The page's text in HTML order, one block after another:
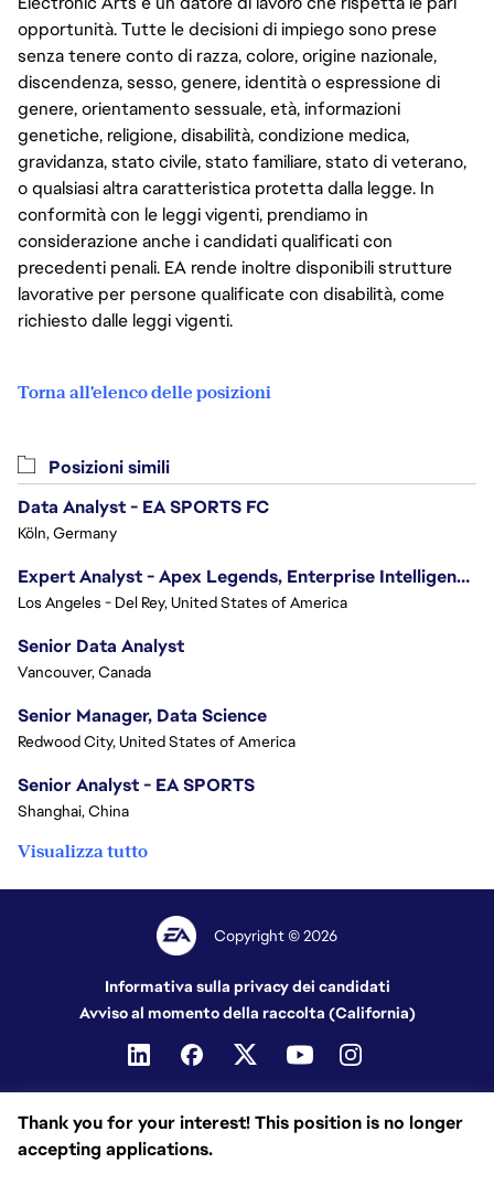
opportunità. Tutte le decisioni di impiego sono prese
senza tenere conto di razza, colore, origine nazionale,
discendenza, sesso, genere, identità o espressione di
genere, orientamento sessuale, età, informazioni
genetiche, religione, disabilità, condizione medica,
gravidanza, stato civile, stato familiare, stato di veterano,
o qualsiasi altra caratteristica protetta dalla legge. In
conformità con le leggi vigenti, prendiamo in
considerazione anche i candidati qualificati con
precedenti penali. EA rende inoltre disponibili strutture
lavorative per persone qualificate con disabilità, come
richiesto dalle leggi vigenti.
Torna all'elenco delle posizioni
Thank you for your interest! This position is no longer
accepting applications.
Posizioni simili
Data Analyst - EA SPORTS FC
Köln, Germany
Expert Analyst - Apex Legends, Enterprise Intelligence (EI)
Los Angeles - Del Rey, United States of America
Senior Data Analyst
Vancouver, Canada
Senior Manager, Data Science
Redwood City, United States of America
Senior Analyst - EA SPORTS
Shanghai, China
Visualizza tutto
Copyright © 2026
Informativa sulla privacy dei candidati
Avviso al momento della raccolta (California)